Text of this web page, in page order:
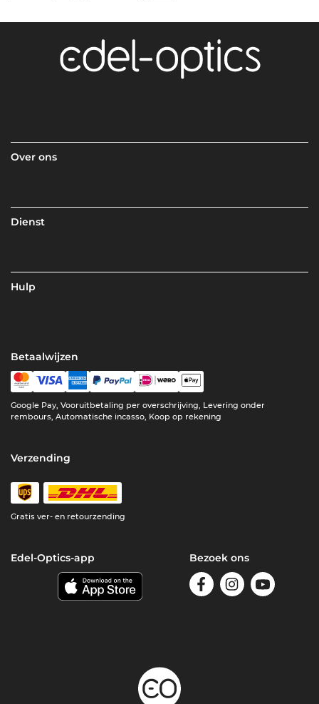
Over ons
Dienst
Hulp
Betaalwijzen
Google Pay, Vooruitbetaling per overschrijving, Levering onder
rembours, Automatische incasso, Koop op rekening
Verzending
Gratis ver- en retourzending
Edel-Optics-app Bezoek ons